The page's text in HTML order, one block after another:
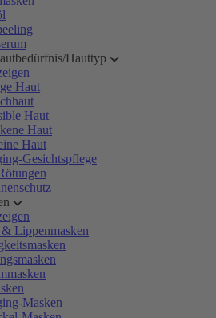
Hauttyp
Haut
Haut
Haut
Haut
Gesichtspflege
Lippenmasken
Masken